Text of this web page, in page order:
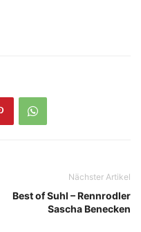
Nächster Artikel
Best of Suhl – Rennrodler
Sascha Benecken